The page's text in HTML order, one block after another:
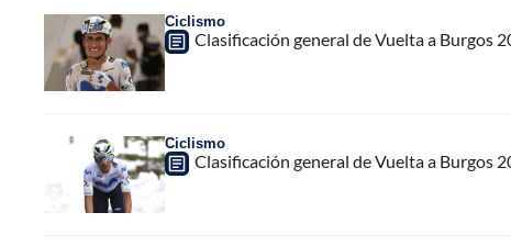
Ciclismo
Clasificación general de Vuelta a Burgos
Ciclismo
Clasificación general de Vuelta a Burgos